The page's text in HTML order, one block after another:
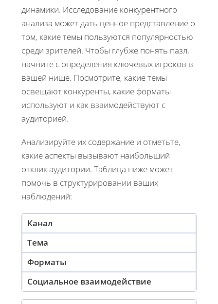
динамики. Исследование конкурентного
анализа может дать ценное представление о
том, какие темы пользуются популярностью
среди зрителей. Чтобы глубже понять пазл,
начните с определения ключевых игроков в
вашей нише. Посмотрите, какие темы
освещают конкуренты, какие форматы
используют и как взаимодействуют с
аудиторией.
Анализируйте их содержание и отметьте,
какие аспекты вызывают наибольший
отклик аудитории. Таблица ниже может
помочь в структурировании ваших
наблюдений:
Канал
Тема
Форматы
Социальное взаимодействие